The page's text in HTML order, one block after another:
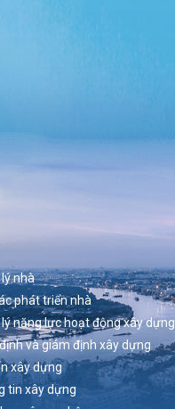
nhà
phát triển nhà
năng lực hoạt động xây dựng
và giám định xây dựng
xây dựng
tin xây dựng